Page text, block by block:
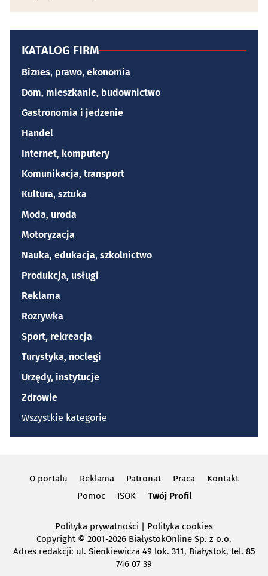
KATALOG FIRM
Biznes, prawo, ekonomia
Dom, mieszkanie, budownictwo
Gastronomia i jedzenie
Handel
Internet, komputery
Komunikacja, transport
Kultura, sztuka
Moda, uroda
Motoryzacja
Nauka, edukacja, szkolnictwo
Produkcja, usługi
Reklama
Rozrywka
Sport, rekreacja
Turystyka, noclegi
Urzędy, instytucje
Zdrowie
Wszystkie kategorie
O portalu Reklama Patronat Praca
Kontakt
Pomoc
ISOK Twój Profil
Polityka prywatności
Polityka cookies
Copyright© 2001-2026 BiałystokOnline Sp. z o.o.
Adres redakcji: ul. Sienkiewicza 49 lok. 311, Białystok, tel. 85
746 07 39